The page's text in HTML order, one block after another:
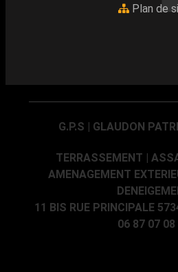
Plan de
G.P.S | GLAUDON
TERRASSEMENT |
AMENAGEMENT
11 BIS RUE PRINCIPALE
06 87 07 08